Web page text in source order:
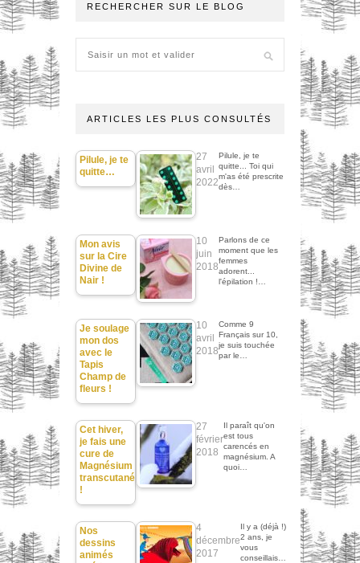
RECHERCHER SUR LE BLOG
ARTICLES LES PLUS CONSULTÉS
Pilule, je te
quitte…
27
avril
2022
Pilule, je te
quitte... Toi qui
m'as été prescrite
dès…
Mon avis
sur la Cire
Divine de
Nair !
10
juin
2018
Parlons de ce
moment que les
femmes
adorent...
l'épilation !…
Je soulage
mon dos
avec le
Tapis
Champ de
fleurs !
10
avril
2018
Comme 9
Français sur 10,
je suis touchée
par le…
Cet hiver,
je fais une
cure de
Magnésium
transcutané
!
27
février
2018
Il paraît qu'on
est tous
carencés en
magnésium. A
quoi…
Nos
dessins
animés
4
décembre
2017
Il y a (déjà !)
2 ans, je
vous
conseillais…